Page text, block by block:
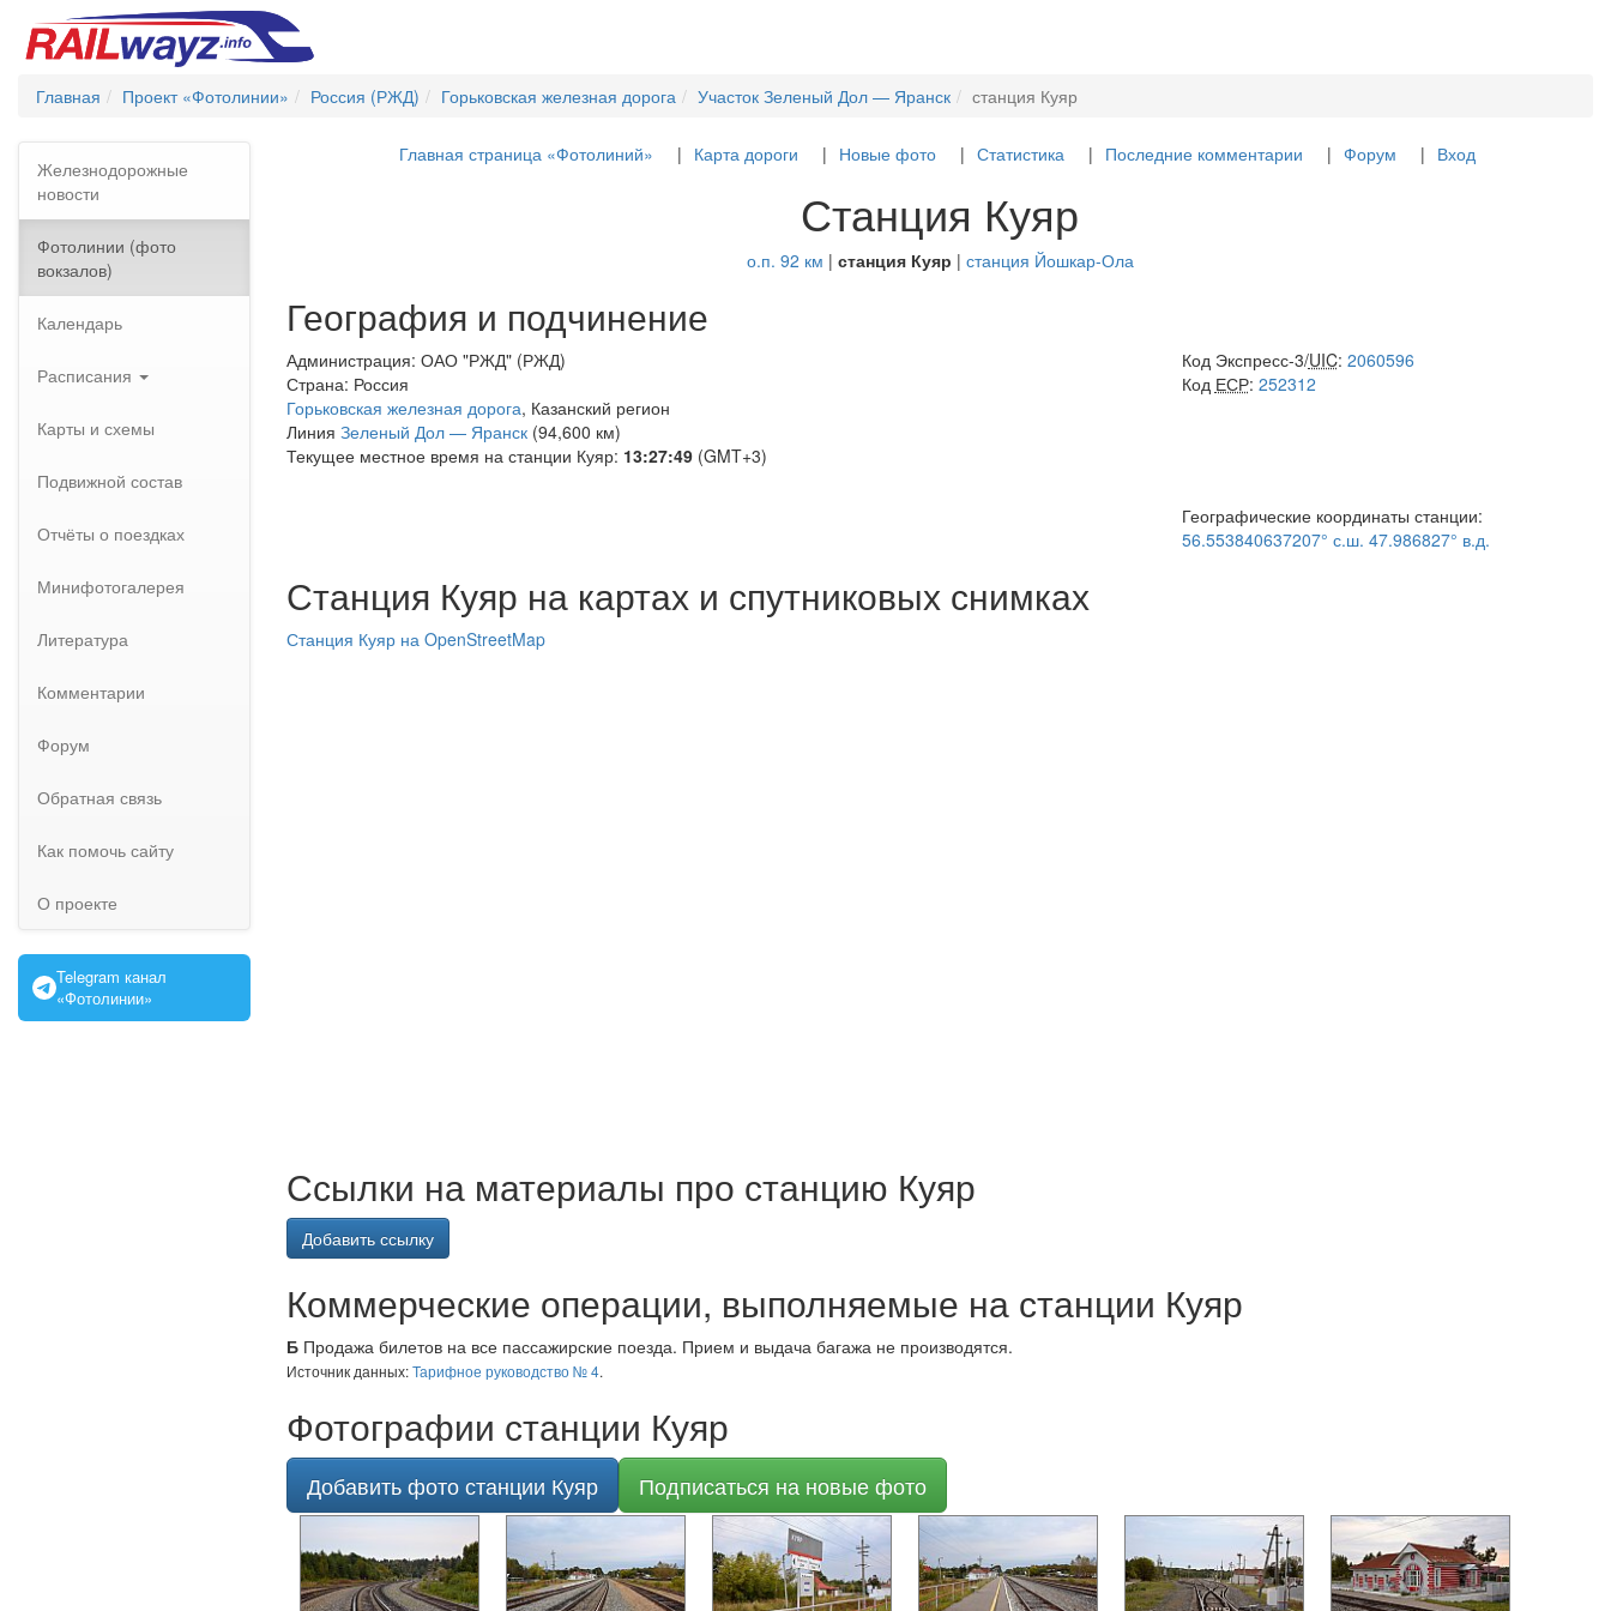
Главная Проект «Фотолинии» Россия (РЖД) Горьковская железная дорога Участок Зеленый Дол — Яранск станция Куяр
Железнодорожные
новости
Фотолинии (фото
вокзалов)
Календарь
Расписания
Карты и схемы
Подвижной состав
Отчёты о поездках
Минифотогалерея
Литература
Комментарии
Форум
Обратная связь
Как помочь сайту
О проекте
Telegram канал
«Фотолинии»
Главная страница «Фотолиний» Карта дороги Новые фото Статистика Последние комментарии Форум Вход
Станция Куяр
о.п. 92 км | станция Куяр | станция Йошкар-Ола
География и подчинение
Администрация: ОАО "РЖД" (РЖД)
Страна: Россия
Горьковская железная дорога, Казанский регион
Линия Зеленый Дол — Яранск (94,600 км)
Текущее местное время на станции Куяр: 13:27:50 (GMT+3)
Код Экспресс-3/UIC: 2060596
Код ЕСР: 252312
Географические координаты станции:
56.553840637207° с.ш. 47.986827° в.д.
Станция Куяр на картах и спутниковых снимках
Станция Куяр на OpenStreetMap
Ссылки на материалы про станцию Куяр
Добавить ссылку
Коммерческие операции, выполняемые на станции Куяр
Б Продажа билетов на все пассажирские поезда. Прием и выдача багажа не производятся.
Источник данных:Тарифное руководство № 4.
Фотографии станции Куяр
Добавить фото станции Куяр Подписаться на новые фото